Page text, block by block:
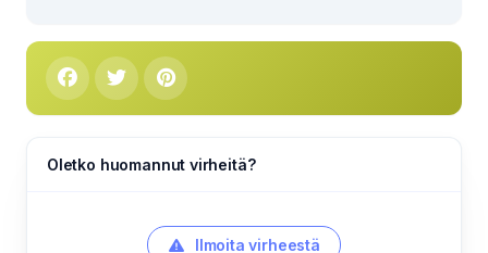
Oletko huomannut virheitä?
Ilmoita virheestä